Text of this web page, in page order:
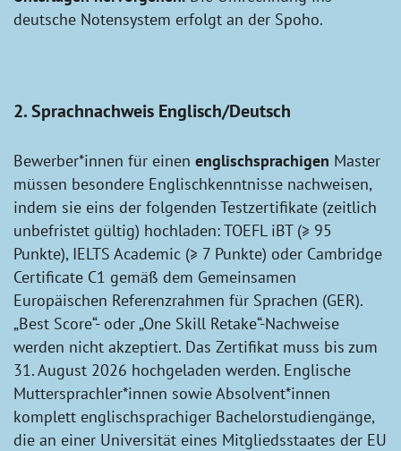
deutsche Notensystem erfolgt an der Spoho.
2. Sprachnachweis Englisch/Deutsch
Bewerber*innen für einen englischsprachigen Master
müssen besondere Englischkenntnisse nachweisen,
indem sie eins der folgenden Testzertifikate (zeitlich
unbefristet gültig) hochladen: TOEFL iBT (≥ 95
Punkte), IELTS Academic (≥ 7 Punkte) oder Cambridge
Certificate C1 gemäß dem Gemeinsamen
Europäischen Referenzrahmen für Sprachen (GER).
„Best Score“- oder „One Skill Retake“-Nachweise
werden nicht akzeptiert. Das Zertifikat muss bis zum
31. August 2026 hochgeladen werden. Englische
Muttersprachler*innen sowie Absolvent*innen
komplett englischsprachiger Bachelorstudiengänge,
die an einer Universität eines Mitgliedsstaates der EU